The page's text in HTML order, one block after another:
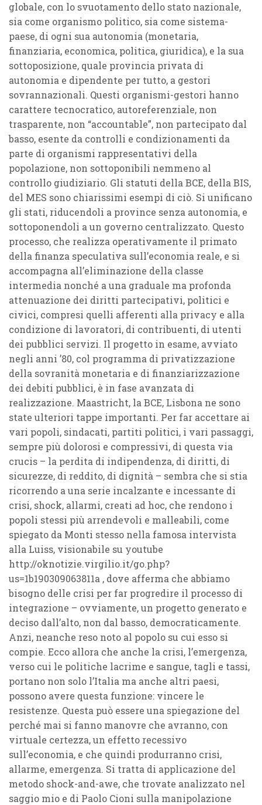
globale, con lo svuotamento dello stato nazionale,
sia come organismo politico, sia come sistema-
paese, di ogni sua autonomia (monetaria,
finanziaria, economica, politica, giuridica), e la sua
sottoposizione, quale provincia privata di
autonomia e dipendente per tutto, a gestori
sovrannazionali. Questi organismi-gestori hanno
carattere tecnocratico, autoreferenziale, non
trasparente, non “accountable”, non partecipato dal
basso, esente da controlli e condizionamenti da
parte di organismi rappresentativi della
popolazione, non sottoponibili nemmeno al
controllo giudiziario. Gli statuti della BCE, della BIS,
del MES sono chiarissimi esempi di ciò. Si unificano
gli stati, riducendoli a province senza autonomia, e
sottoponendoli a un governo centralizzato. Questo
processo, che realizza operativamente il primato
della finanza speculativa sull’economia reale, e si
accompagna all’eliminazione della classe
intermedia nonché a una graduale ma profonda
attenuazione dei diritti partecipativi, politici e
civici, compresi quelli afferenti alla privacy e alla
condizione di lavoratori, di contribuenti, di utenti
dei pubblici servizi. Il progetto in esame, avviato
negli anni ’80, col programma di privatizzazione
della sovranità monetaria e di finanziarizzazione
dei debiti pubblici, è in fase avanzata di
realizzazione. Maastricht, la BCE, Lisbona ne sono
state ulteriori tappe importanti. Per far accettare ai
vari popoli, sindacati, partiti politici, i vari passaggi,
sempre più dolorosi e compressivi, di questa via
crucis – la perdita di indipendenza, di diritti, di
sicurezze, di reddito, di dignità – sembra che si stia
ricorrendo a una serie incalzante e incessante di
crisi, shock, allarmi, creati ad hoc, che rendono i
popoli stessi più arrendevoli e malleabili, come
spiegato da Monti stesso nella famosa intervista
alla Luiss, visionabile su youtube
http://oknotizie.virgilio.it/go.php?
us=1b190309063811a , dove afferma che abbiamo
bisogno delle crisi per far progredire il processo di
integrazione – ovviamente, un progetto generato e
deciso dall’alto, non dal basso, democraticamente.
Anzi, neanche reso noto al popolo su cui esso si
compie. Ecco allora che anche la crisi, l’emergenza,
verso cui le politiche lacrime e sangue, tagli e tassi,
portano non solo l’Italia ma anche altri paesi,
possono avere questa funzione: vincere le
resistenze. Questa può essere una spiegazione del
perché mai si fanno manovre che avranno, con
virtuale certezza, un effetto recessivo
sull’economia, e che quindi produrranno crisi,
allarme, emergenza. Si tratta di applicazione del
metodo shock-and-awe, che trovate analizzato nel
saggio mio e di Paolo Cioni sulla manipolazione